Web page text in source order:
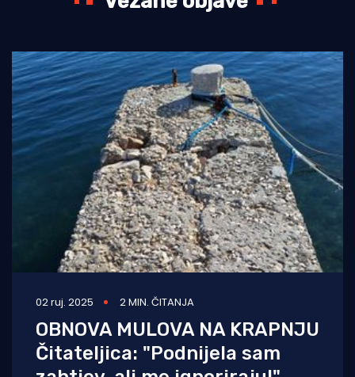
02 ruj. 2025 2 MIN. ČITANJA
OBNOVA MULOVA NA KRAPNJU
Čitateljica: "Podnijela sam